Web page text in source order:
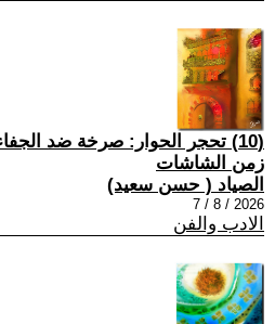
(10) تحجر الحوار: صرخة ضد
زمن الشاشات
الصياد ‏( حسن سعيد‏)
2026 / 8 / 7
الادب والفن